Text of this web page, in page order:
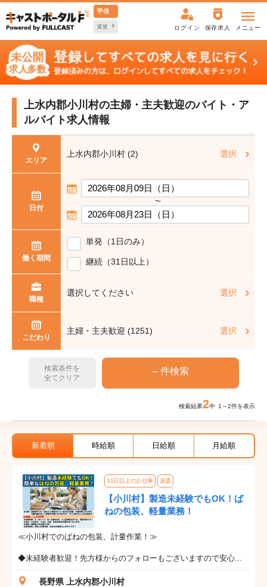
甲信
変更 ログイン 保存求人 メニュー
上水内郡小川村の主婦・主夫歓迎のバイト・ア
ルバイト求人情報
エリア
上水内郡小川村 (2) 選択
日付
〜
働く期間
単発（1日のみ）
継続（31日以上）
職種
選択してください 選択
こだわり
主婦・主夫歓迎 (1251) 選択
検索条件を
全てクリア
検索結果2中 1～2件を表示
新着順 時給順 日給順 月給順
31日以上のお仕事 派遣
【小川村】製造未経験でもOK！ば
ねの包装、軽量業務！
≪小川村でのばねの包装、計量作業！≫
◆未経験者歓迎！先方様からのフォローもございますので安心...
長野県 上水内郡小川村